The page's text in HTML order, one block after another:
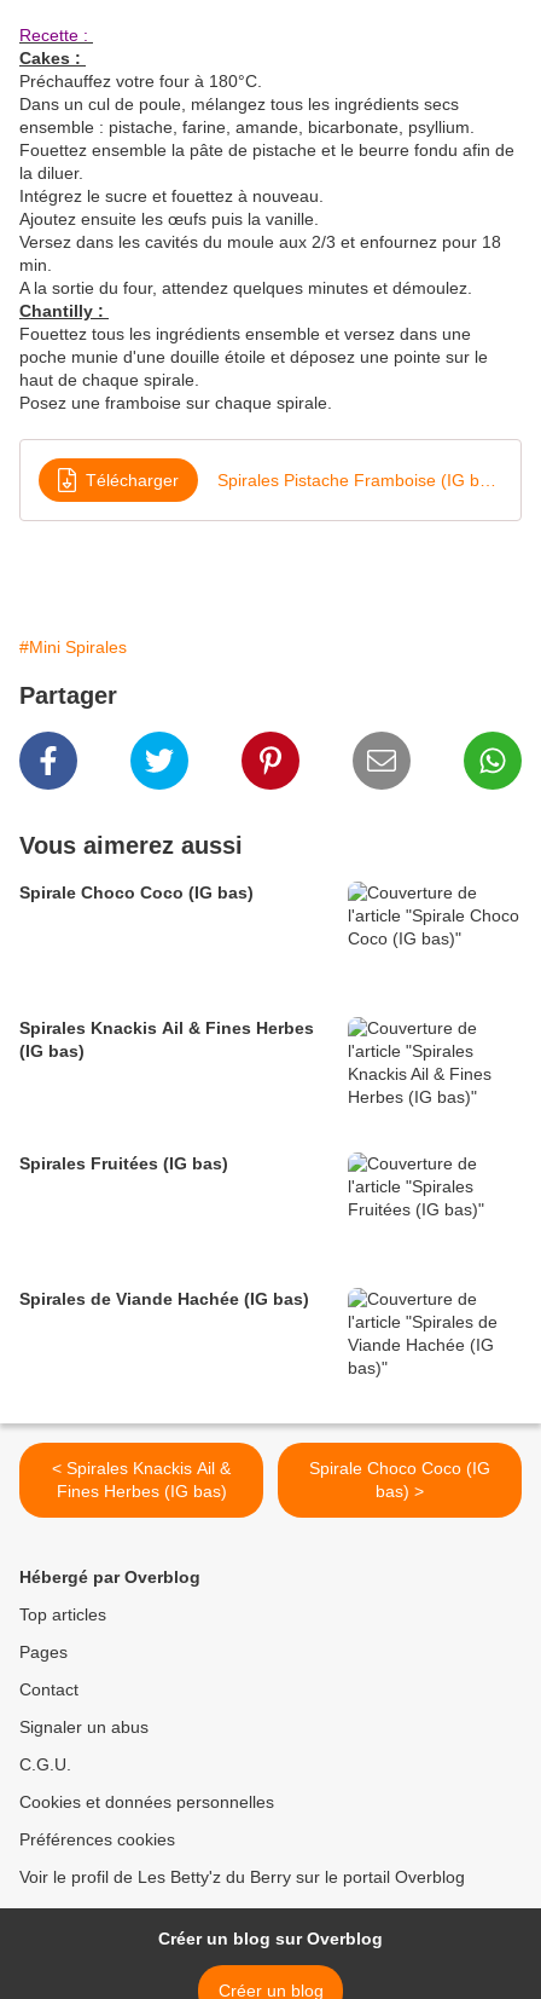
Recette :
Cakes :
Préchauffez votre four à 180°C.
Dans un cul de poule, mélangez tous les ingrédients secs
ensemble : pistache, farine, amande, bicarbonate, psyllium.
Fouettez ensemble la pâte de pistache et le beurre fondu afin de
la diluer.
Intégrez le sucre et fouettez à nouveau.
Ajoutez ensuite les œufs puis la vanille.
Versez dans les cavités du moule aux 2/3 et enfournez pour 18
min.
A la sortie du four, attendez quelques minutes et démoulez.
Chantilly :
Fouettez tous les ingrédients ensemble et versez dans une
poche munie d'une douille étoile et déposez une pointe sur le
haut de chaque spirale.
Posez une framboise sur chaque spirale.
Télécharger
#Mini Spirales
Partager
Vous aimerez aussi
Spirale Choco Coco (IG bas)
Spirales Knackis Ail & Fines Herbes
(IG bas)
Spirales Fruitées (IG bas)
Spirales de Viande Hachée (IG bas)
< Spirales Knackis Ail &
Fines Herbes (IG bas)
Spirale Choco Coco (IG
bas) >
Hébergé par Overblog
Top articles
Pages
Contact
Signaler un abus
C.G.U.
Cookies et données personnelles
Préférences cookies
Voir le profil de Les Betty'z du Berry sur le portail Overblog
Créer un blog sur Overblog
Créer un blog